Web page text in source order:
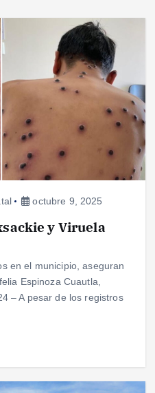
octubre 9, 2025
y Viruela
en el municipio, aseguran
Espinoza Cuautla,
– A pesar de los registros